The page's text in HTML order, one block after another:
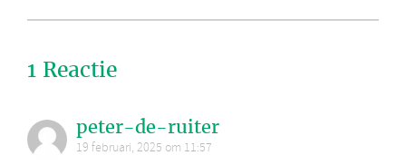
1 Reactie
peter-de-ruiter
19 februari, 2025 om 11:57